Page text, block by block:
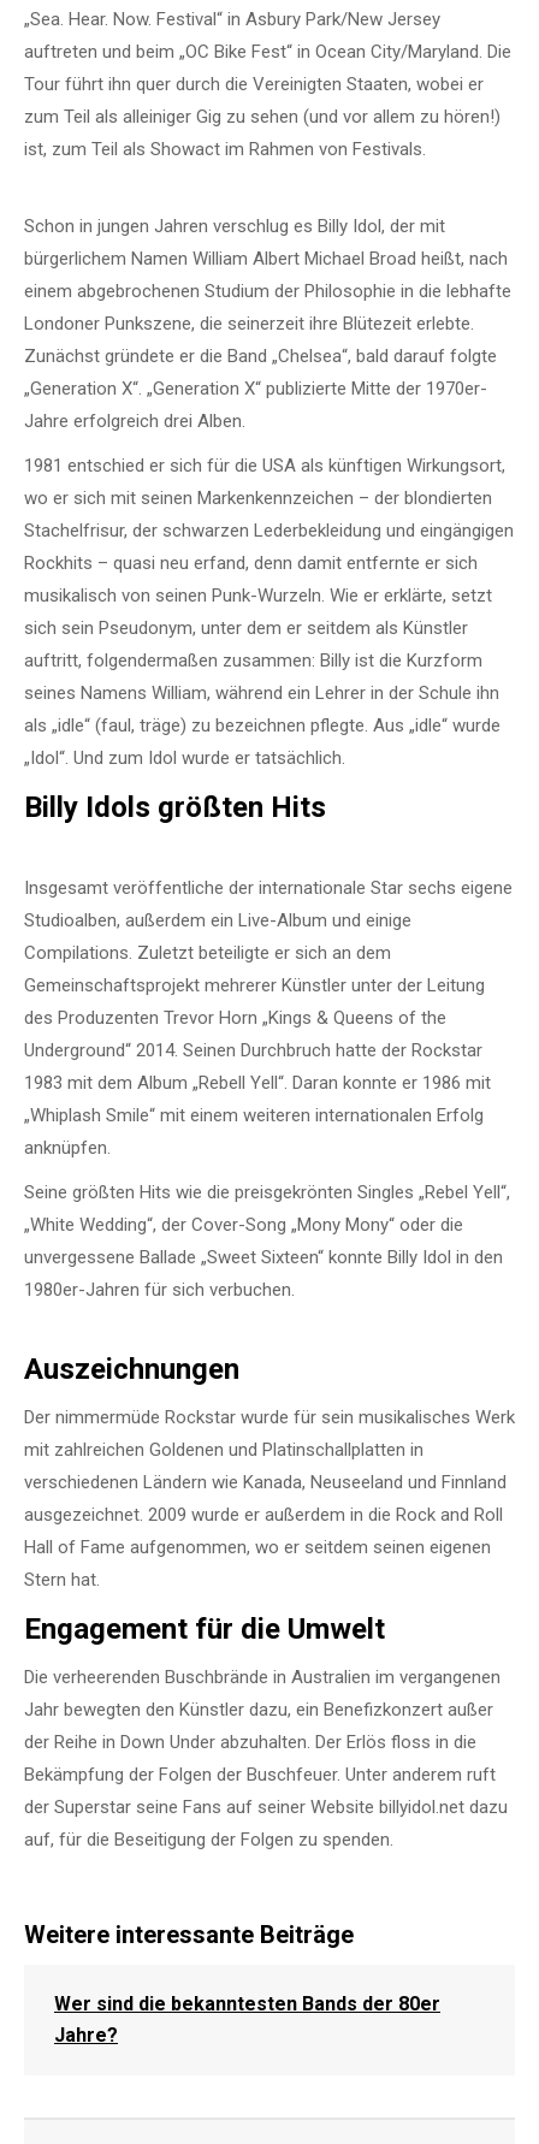
„Sea. Hear. Now. Festival“ in Asbury Park/New Jersey
auftreten und beim „OC Bike Fest“ in Ocean City/Maryland. Die
Tour führt ihn quer durch die Vereinigten Staaten, wobei er
zum Teil als alleiniger Gig zu sehen (und vor allem zu hören!)
ist, zum Teil als Showact im Rahmen von Festivals.
Schon in jungen Jahren verschlug es Billy Idol, der mit
bürgerlichem Namen William Albert Michael Broad heißt, nach
einem abgebrochenen Studium der Philosophie in die lebhafte
Londoner Punkszene, die seinerzeit ihre Blütezeit erlebte.
Zunächst gründete er die Band „Chelsea“, bald darauf folgte
„Generation X“. „Generation X“ publizierte Mitte der 1970er-
Jahre erfolgreich drei Alben.
1981 entschied er sich für die USA als künftigen Wirkungsort,
wo er sich mit seinen Markenkennzeichen – der blondierten
Stachelfrisur, der schwarzen Lederbekleidung und eingängigen
Rockhits – quasi neu erfand, denn damit entfernte er sich
musikalisch von seinen Punk-Wurzeln. Wie er erklärte, setzt
sich sein Pseudonym, unter dem er seitdem als Künstler
auftritt, folgendermaßen zusammen: Billy ist die Kurzform
seines Namens William, während ein Lehrer in der Schule ihn
als „idle“ (faul, träge) zu bezeichnen pflegte. Aus „idle“ wurde
„Idol“. Und zum Idol wurde er tatsächlich.
Billy Idols größten Hits
Insgesamt veröffentliche der internationale Star sechs eigene
Studioalben, außerdem ein Live-Album und einige
Compilations. Zuletzt beteiligte er sich an dem
Gemeinschaftsprojekt mehrerer Künstler unter der Leitung
des Produzenten Trevor Horn „Kings & Queens of the
Underground“ 2014. Seinen Durchbruch hatte der Rockstar
1983 mit dem Album „Rebell Yell“. Daran konnte er 1986 mit
„Whiplash Smile“ mit einem weiteren internationalen Erfolg
anknüpfen.
Seine größten Hits wie die preisgekrönten Singles „Rebel Yell“,
„White Wedding“, der Cover-Song „Mony Mony“ oder die
unvergessene Ballade „Sweet Sixteen“ konnte Billy Idol in den
1980er-Jahren für sich verbuchen.
Auszeichnungen
Der nimmermüde Rockstar wurde für sein musikalisches Werk
mit zahlreichen Goldenen und Platinschallplatten in
verschiedenen Ländern wie Kanada, Neuseeland und Finnland
ausgezeichnet. 2009 wurde er außerdem in die Rock and Roll
Hall of Fame aufgenommen, wo er seitdem seinen eigenen
Stern hat.
Engagement für die Umwelt
Die verheerenden Buschbrände in Australien im vergangenen
Jahr bewegten den Künstler dazu, ein Benefizkonzert außer
der Reihe in Down Under abzuhalten. Der Erlös floss in die
Bekämpfung der Folgen der Buschfeuer. Unter anderem ruft
der Superstar seine Fans auf seiner Website billyidol.net dazu
auf, für die Beseitigung der Folgen zu spenden.
Weitere interessante Beiträge
Wer sind die bekanntesten Bands der 80er
Jahre?